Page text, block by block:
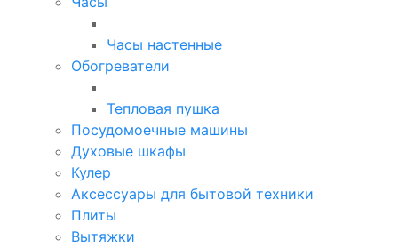
Часы настенные
Обогреватели
Тепловая пушка
Посудомоечные машины
Духовые шкафы
Кулер
Аксессуары для бытовой техники
Плиты
Вытяжки